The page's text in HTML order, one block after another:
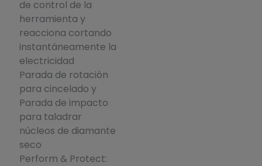
de control de la
herramienta y
reacciona cortando
instantáneamente la
electricidad
Parada de rotación
para cincelado y
Parada de impacto
para taladrar
núcleos de diamante
seco
Perform & Protect: